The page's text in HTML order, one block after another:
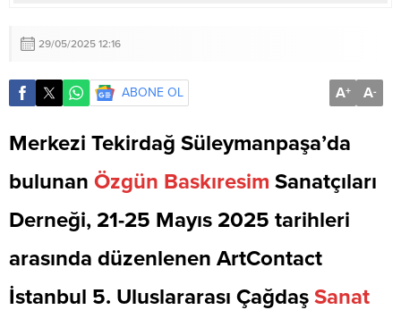
29/05/2025 12:16
ABONE OL A+ A-
Merkezi Tekirdağ Süleymanpaşa’da
bulunan Özgün Baskıresim Sanatçıları
Derneği, 21-25 Mayıs 2025 tarihleri
arasında düzenlenen ArtContact
İstanbul 5. Uluslararası Çağdaş Sanat